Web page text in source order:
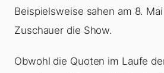
Beispielsweise sahen am 8.
Zuschauer die Show.
Obwohl die Quoten im Laufe